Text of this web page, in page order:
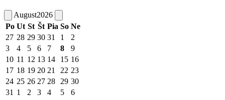
August2026
Po Ut St Št Pia So Ne
27 28 29 30 31 1
2
3
4 5 6 7 8
9
10 11 12 13 14 15 16
17 18 19 20 21 22 23
24 25 26 27 28 29 30
31 1 2 3 4 5 6